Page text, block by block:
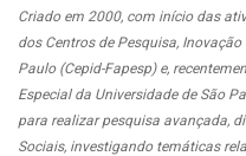
Criado em 2000, com início das
dos Centros de Pesquisa,
Paulo (Cepid-Fapesp) e,
Especial da Universidade de São
para realizar pesquisa avançada,
Sociais, investigando temáticas